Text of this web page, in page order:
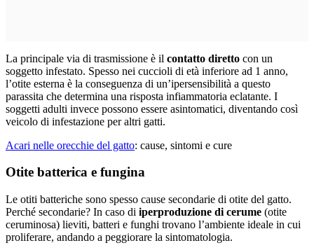
La principale via di trasmissione è il contatto diretto con un
soggetto infestato. Spesso nei cuccioli di età inferiore ad 1 anno,
l’otite esterna è la conseguenza di un’ipersensibilità a questo
parassita che determina una risposta infiammatoria eclatante. I
soggetti adulti invece possono essere asintomatici, diventando così
veicolo di infestazione per altri gatti.
Acari nelle orecchie del gatto: cause, sintomi e cure
Otite batterica e fungina
Le otiti batteriche sono spesso cause secondarie di otite del gatto.
Perché secondarie? In caso di iperproduzione di cerume (otite
ceruminosa) lieviti, batteri e funghi trovano l’ambiente ideale in cui
proliferare, andando a peggiorare la sintomatologia.